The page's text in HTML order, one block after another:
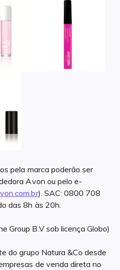
pela marca poderão ser
Avon ou pelo e-
). SAC: 0800 708
das 8h às 20h.
Group B.V sob licença Globo)
do grupo Natura &Co desde
de venda direta no